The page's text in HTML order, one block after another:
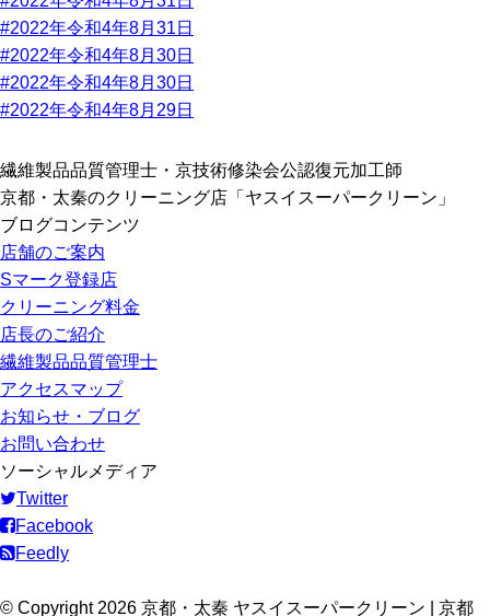
#2022年令和4年8月31日
#2022年令和4年8月30日
#2022年令和4年8月30日
#2022年令和4年8月29日
繊維製品品質管理士・京技術修染会公認復元加工師
京都・太秦のクリーニング店「ヤスイスーパークリーン」
ブログコンテンツ
店舗のご案内
Sマーク登録店
クリーニング料金
店長のご紹介
繊維製品品質管理士
アクセスマップ
お知らせ・ブログ
お問い合わせ
ソーシャルメディア
Twitter
Facebook
Feedly
© Copyright 2026 京都・太秦 ヤスイスーパークリーン | 京都